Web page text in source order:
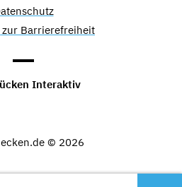
zur Barrierefreiheit
Interaktiv
© 2026